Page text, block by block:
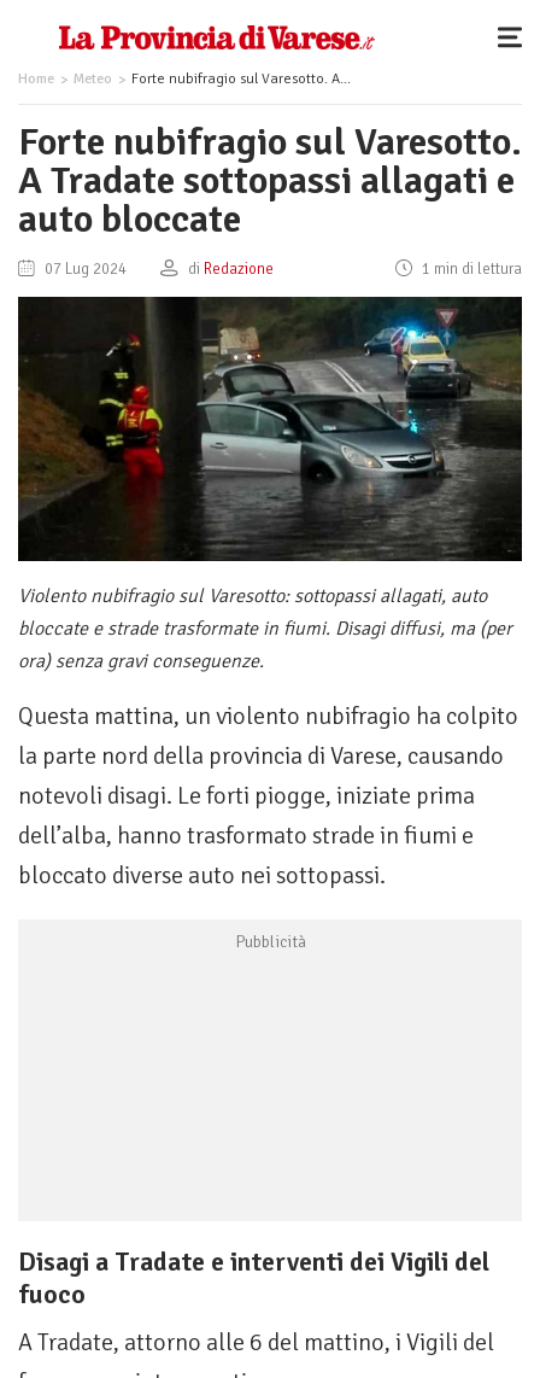
Home Meteo Forte nubifragio sul Varesotto. A Tradate sottopassi allagati e auto bloccate
Forte nubifragio sul Varesotto.
A Tradate sottopassi allagati e
auto bloccate
07 Lug 2024 di Redazione 1 min di lettura
Violento nubifragio sul Varesotto: sottopassi allagati, auto
bloccate e strade trasformate in fiumi. Disagi diffusi, ma (per
ora) senza gravi conseguenze.
Questa mattina, un violento nubifragio ha colpito
la parte nord della provincia di Varese, causando
notevoli disagi. Le forti piogge, iniziate prima
dell’alba, hanno trasformato strade in fiumi e
bloccato diverse auto nei sottopassi.
Disagi a Tradate e interventi dei Vigili del
fuoco
A Tradate, attorno alle 6 del mattino, i Vigili del